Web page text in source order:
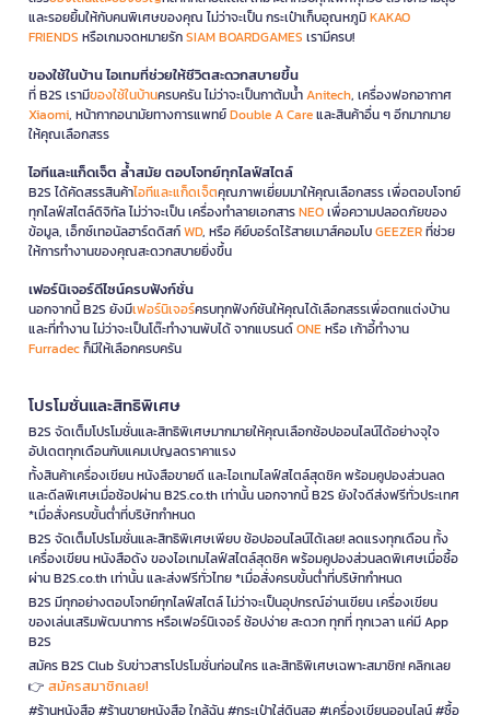
และรอยยิ้มให้กับคนพิเศษของคุณ ไม่ว่าจะเป็น กระเป๋าเก็บอุณหภูมิKAKAO
FRIENDS หรือเกมจดหมายรักSIAM BOARDGAMES เรามีครบ!
ของใช้ในบ้าน ไอเทมที่ช่วยให้ชีวิตสะดวกสบายขึ้น
ที่ B2S เรามีของใช้ในบ้านครบครัน ไม่ว่าจะเป็นกาต้มน้ำAnitech, เครื่องฟอกอากาศ
Xiaomi, หน้ากากอนามัยทางการแพทย์Double A Careและสินค้าอื่น ๆ อีกมากมาย
ให้คุณเลือกสรร
ไอทีและแก็ดเจ็ต ล้ำสมัย ตอบโจทย์ทุกไลฟ์สไตล์
B2S ได้คัดสรรสินค้าไอทีและแก็ดเจ็ตคุณภาพเยี่ยมมาให้คุณเลือกสรร เพื่อตอบโจทย์
ทุกไลฟ์สไตล์ดิจิทัล ไม่ว่าจะเป็น เครื่องทำลายเอกสารNEOเพื่อความปลอดภัยของ
ข้อมูล, เอ็กซ์เทอนัลฮาร์ดดิสก์WD, หรือ คีย์บอร์ดไร้สายเมาส์คอมโบGEEZERที่ช่วย
ให้การทำงานของคุณสะดวกสบายยิ่งขึ้น
เฟอร์นิเจอร์ดีไซน์ครบฟังก์ชั่น
นอกจากนี้ B2S ยังมีเฟอร์นิเจอร์ครบทุกฟังก์ชันให้คุณได้เลือกสรรเพื่อตกแต่งบ้าน
และที่ทำงาน ไม่ว่าจะเป็นโต๊ะทำงานพับได้ จากแบรนด์ONEหรือ เก้าอี้ทำงาน
Furradecก็มีให้เลือกครบครัน
โปรโมชั่นและสิทธิพิเศษ
B2S จัดเต็มโปรโมชั่นและสิทธิพิเศษมากมายให้คุณเลือกช้อปออนไลน์ได้อย่างจุใจ
อัปเดตทุกเดือนกับแคมเปญลดราคาแรง
ทั้งสินค้าเครื่องเขียน หนังสือขายดี และไอเทมไลฟ์สไตล์สุดชิค พร้อมคูปองส่วนลด
และดีลพิเศษเมื่อช้อปผ่าน B2S.co.th เท่านั้น นอกจากนี้ B2S ยังใจดีส่งฟรีทั่วประเทศ
*เมื่อสั่งครบขั้นต่ำที่บริษัทกำหนด
B2S จัดเต็มโปรโมชั่นและสิทธิพิเศษเพียบ ช้อปออนไลน์ได้เลย! ลดแรงทุกเดือน ทั้ง
เครื่องเขียน หนังสือดัง ของไอเทมไลฟ์สไตล์สุดชิค พร้อมคูปองส่วนลดพิเศษเมื่อซื้อ
ผ่าน B2S.co.th เท่านั้น และส่งฟรีทั่วไทย *เมื่อสั่งครบขั้นต่ำที่บริษัทกำหนด
B2S มีทุกอย่างตอบโจทย์ทุกไลฟ์สไตล์ ไม่ว่าจะเป็นอุปกรณ์อ่านเขียน เครื่องเขียน
ของเล่นเสริมพัฒนาการ หรือเฟอร์นิเจอร์ ช้อปง่าย สะดวก ทุกที่ ทุกเวลา แค่มี App
B2S
สมัคร B2S Club รับข่าวสารโปรโมชั่นก่อนใคร และสิทธิพิเศษเฉพาะสมาชิก! คลิกเลย
👉 สมัครสมาชิกเลย!
#ร้านหนังสือ #ร้านขายหนังสือ ใกล้ฉัน #กระเป๋าใส่ดินสอ #เครื่องเขียนออนไลน์ #ซื้อ